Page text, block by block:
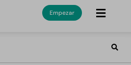
Empezar